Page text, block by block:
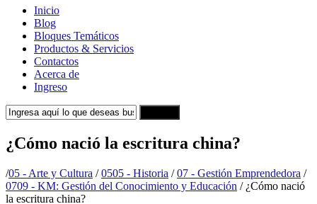
Inicio
Blog
Bloques Temáticos
Productos & Servicios
Contactos
Acerca de
Ingreso
¿Cómo nació la escritura china?
/05 - Arte y Cultura / 0505 - Historia / 07 - Gestión Emprendedora /
0709 - KM: Gestión del Conocimiento y Educación /¿Cómo nació
la escritura china?